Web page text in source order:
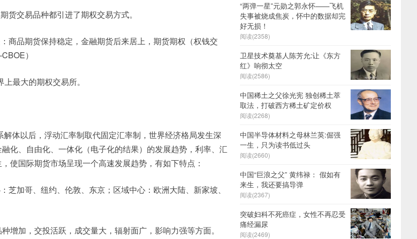
货交易品种都引进了期权交易方式。
商品期货保持稳定，金融期货后来居上，期货期权（权钱交
）
最大的期权交易所。
体以后，浮动汇率制取代固定汇率制，世界经济格局发生深
化、自由化、一体化（电子化的结果）的发展趋势，利率、汇
使国际期货市场呈现一个高速发展趋势，有如下特点：
加哥、纽约、伦敦、东京；区域中心：欧洲大陆、新家坡、
增加，交投活跃，成交量大，辐射面广，影响力强等方面。
“两弹一星”元勋之郭永怀——飞机
失事被烧成焦炭，怀中的数据却完
好无损！
阅读(2358)
卫星技术奠基人陈芳允:让《东方
红》响彻太空
阅读(2586)
中国稀土之父徐光宪 独创稀土萃
取法，打破西方稀土矿定价权
阅读(2268)
中国半导体材料之母林兰英:倔强
一生，只为读书低过头
阅读(2660)
中国“巨浪之父” 黄纬禄： 假如有
来生，我还要搞导弹
阅读(2367)
突破妇科不死癌症，女性不再忍受
痛经漏尿
阅读(2469)